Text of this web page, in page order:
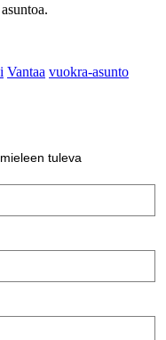
Vantaa vuokra-asunto
tuleva